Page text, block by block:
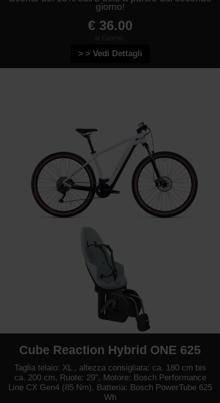
giorno!
€ 36.00
> > Vedi Dettagli
Cube Reaction Hybrid ONE 625
Taglia telaio: XL , altezza consigliata: ca. 180 cm bis
ca. 200 cm, Ruote: 29”, Motore: Bosch Performance
Line CX Gen4 (85 Nm), Batteria: Bosch PowerTube 625
Wh